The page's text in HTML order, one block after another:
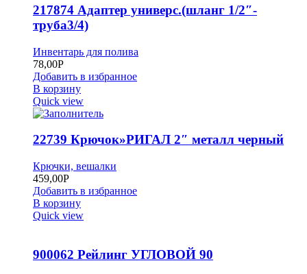
217874 Адаптер универс.(шланг 1/2″-
труба3/4)
Инвентарь для полива
78,00Р
Добавить в избранное
В корзину
Quick view
22739 Крючок»РИГАЛ 2″ металл черный
Крючки, вешалки
459,00Р
Добавить в избранное
В корзину
Quick view
900062 Рейлинг УГЛОВОЙ 90